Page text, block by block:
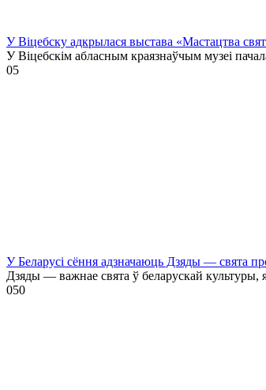
У Віцебску адкрылася выстава «Мастацтва
У Віцебскім абласным краязнаўчым музеі
05
У Беларусі сёння адзначаюць Дзяды — свята
Дзяды — важнае свята ў беларускай культуры,
050